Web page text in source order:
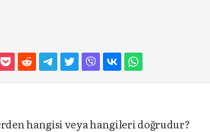
hangisi veya hangileri doğrudur?